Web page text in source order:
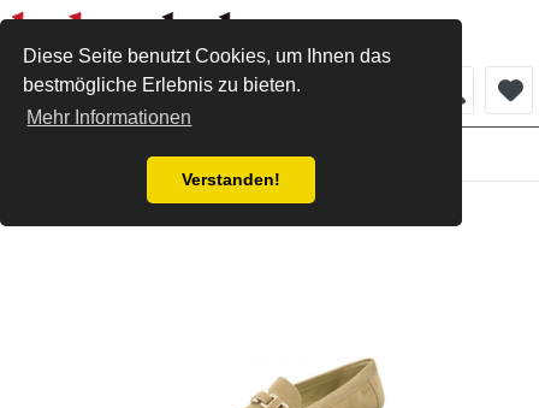
Diese Seite benutzt Cookies, um Ihnen das
bestmögliche Erlebnis zu bieten.
Mehr Informationen
Verstanden!
Menü
Sioux Slipper camel